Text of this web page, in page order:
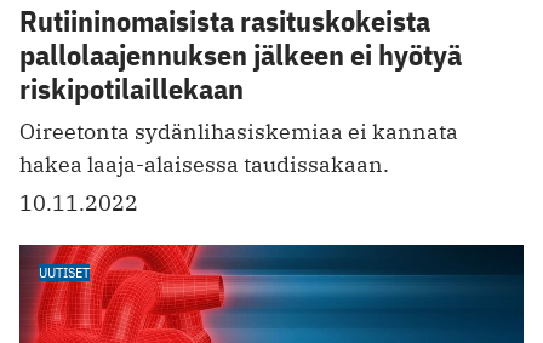
Rutiininomaisista rasituskokeista
pallolaajennuksen jälkeen ei hyötyä
riskipotilaillekaan
Oireetonta sydänlihasiskemiaa ei kannata
hakea laaja-alaisessa taudissakaan.
10.11.2022
UUTISET